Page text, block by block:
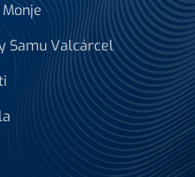
Samu Valcárcel